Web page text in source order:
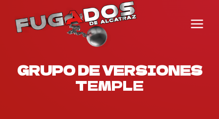
contenido
GRUPO DE VERSIONES
TEMPLE